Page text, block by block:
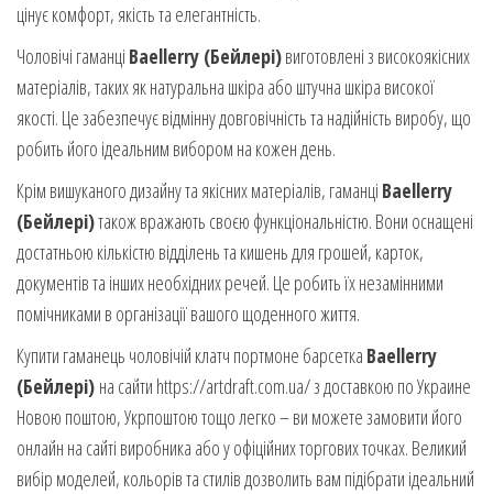
цінує комфорт, якість та елегантність.
Чоловічі гаманці Baellerry (Бейлері)виготовлені з високоякісних
матеріалів, таких як натуральна шкіра або штучна шкіра високої
якості. Це забезпечує відмінну довговічність та надійність виробу, що
робить його ідеальним вибором на кожен день.
Крім вишуканого дизайну та якісних матеріалів, гаманці Baellerry
(Бейлері)також вражають своєю функціональністю. Вони оснащені
достатньою кількістю відділень та кишень для грошей, карток,
документів та інших необхідних речей. Це робить їх незамінними
помічниками в організації вашого щоденного життя.
Купити гаманець чоловічій клатч портмоне барсетка Baellerry
(Бейлері) на сайти https://artdraft.com.ua/ з доставкою по Украине
Новою поштою, Укрпоштою тощо легко – ви можете замовити його
онлайн на сайті виробника або у офіційних торгових точках. Великий
вибір моделей, кольорів та стилів дозволить вам підібрати ідеальний